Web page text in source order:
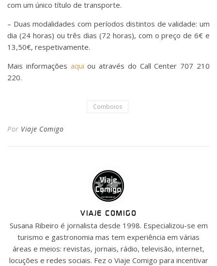
com um único título de transporte.
– Duas modalidades com períodos distintos de validade: um
dia (24 horas) ou três dias (72 horas), com o preço de 6€ e
13,50€, respetivamente.
Mais informações aqui ou através do Call Center 707 210
220.
Comboios
Por Viaje Comigo
VIAJE COMIGO
Susana Ribeiro é jornalista desde 1998. Especializou-se em
turismo e gastronomia mas tem experiência em várias
áreas e meios: revistas, jornais, rádio, televisão, internet,
locuções e redes sociais. Fez o Viaje Comigo para incentivar